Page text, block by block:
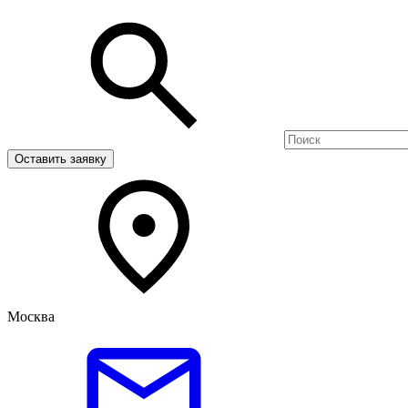
Оставить заявку
Москва